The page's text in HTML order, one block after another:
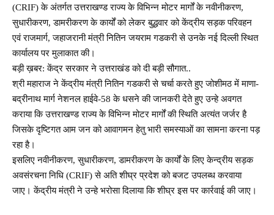
(CRIF) के अंतर्गत उत्तराखण्ड राज्य के विभिन्न मोटर मार्गों के नवीनीकरण,
सुधारीकरण, डामरीकरण के कार्यों को लेकर बुद्धवार को केंद्रीय सड़क परिवहन
एवं राजमार्ग, जहाजरानी मंत्री नितिन जयराम गडकरी से उनके नई दिल्ली स्थित
कार्यालय पर मुलाकात की।
बड़ी ख़बर: केंद्र सरकार ने उत्तराखंड को दी बड़ी सौगात..
श्री महाराज ने केंद्रीय मंत्री नितिन गडकरी से चर्चा करते हुए जोशीमठ में माणा-
बद्रीनाथ मार्ग नेशनल हाईवे-58 के धसने की जानकरी देते हुए उन्हे अवगत
कराया कि उत्तराखण्ड राज्य के विभिन्न मोटर मार्गों की स्थिति अत्यंत जर्जर है
जिसके दृष्टिगत आम जन को आवागमन हेतु भारी समस्याओं का सामना करना पड़
रहा है।
इसलिए नवीनीकरण, सुधारीकरण, डामरीकरण के कार्यों के लिए केन्द्रीय सड़क
अवसंरचना निधि (CRIF) से अति शीघ्र प्रदेश को बजट उपलब्ध करवाया
जाए। केंद्रीय मंत्री ने उन्हे भरोसा दिलाया कि शीघ्र इस पर कार्रवाई की जाए।